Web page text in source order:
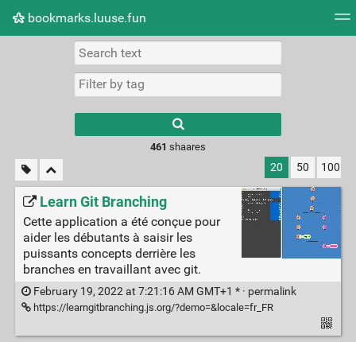
bookmarks.luuse.fun
Picture wall
results.
461 shaares
20 50 100
Learn Git Branching
Cette application a été conçue pour
aider les débutants à saisir les
puissants concepts derrière les
branches en travaillant avec git.
February 19, 2022 at 7:21:16 AM GMT+1 * · permalink
https://learngitbranching.js.org/?demo=&locale=fr_FR